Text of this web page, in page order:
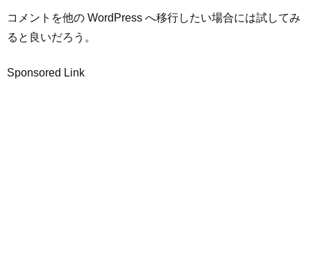
コメントを他の WordPress へ移行したい場合には試してみ
ると良いだろう。
Sponsored Link